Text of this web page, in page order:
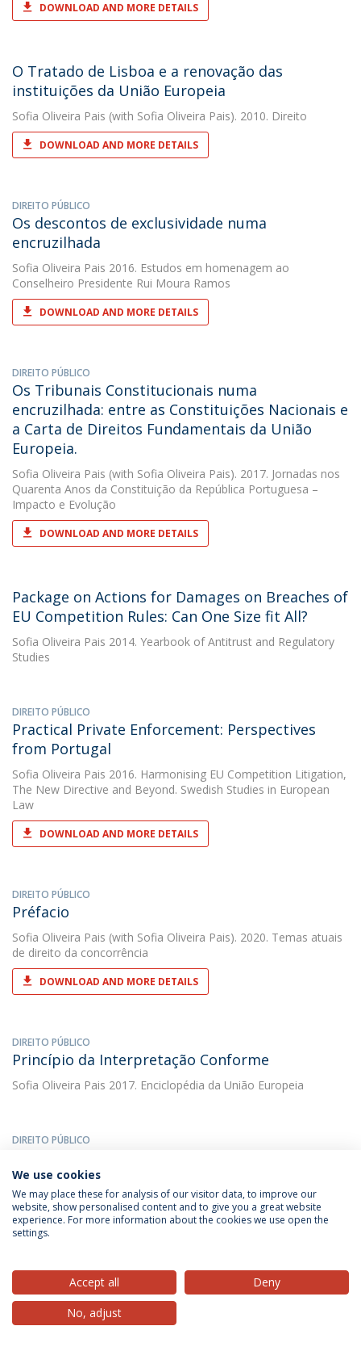
DOWNLOAD AND MORE DETAILS
O Tratado de Lisboa e a renovação das
instituições da União Europeia
Sofia Oliveira Pais (with Sofia Oliveira Pais). 2010. Direito
DOWNLOAD AND MORE DETAILS
DIREITO PÚBLICO
Os descontos de exclusividade numa
encruzilhada
Sofia Oliveira Pais 2016. Estudos em homenagem ao
Conselheiro Presidente Rui Moura Ramos
DOWNLOAD AND MORE DETAILS
DIREITO PÚBLICO
Os Tribunais Constitucionais numa
encruzilhada: entre as Constituições Nacionais e
a Carta de Direitos Fundamentais da União
Europeia.
Sofia Oliveira Pais (with Sofia Oliveira Pais). 2017. Jornadas nos
Quarenta Anos da Constituição da República Portuguesa –
Impacto e Evolução
DOWNLOAD AND MORE DETAILS
Package on Actions for Damages on Breaches of
EU Competition Rules: Can One Size fit All?
Sofia Oliveira Pais 2014. Yearbook of Antitrust and Regulatory
Studies
DIREITO PÚBLICO
Practical Private Enforcement: Perspectives
from Portugal
Sofia Oliveira Pais 2016. Harmonising EU Competition Litigation,
The New Directive and Beyond. Swedish Studies in European
Law
DOWNLOAD AND MORE DETAILS
DIREITO PÚBLICO
Préfacio
Sofia Oliveira Pais (with Sofia Oliveira Pais). 2020. Temas atuais
de direito da concorrência
DOWNLOAD AND MORE DETAILS
DIREITO PÚBLICO
Princípio da Interpretação Conforme
Sofia Oliveira Pais 2017. Enciclopédia da União Europeia
DIREITO PÚBLICO
Marleasing) - Comentário
Sofia Oliveira Pais(with Sofia Oliveira Pais). 2011. Princípios
fundamentais de Direito da União Europeia. Uma abordagem
jurisprudencial
DIREITO PÚBLICO
We use cookies
We may place these for analysis of our visitor data, to improve our
website, show personalised content and to give you a great website
experience. For more information about the cookies we use open the
settings.
Accept all
Deny
No, adjust